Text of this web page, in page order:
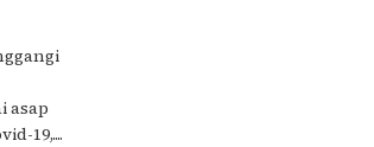
asap
19,....